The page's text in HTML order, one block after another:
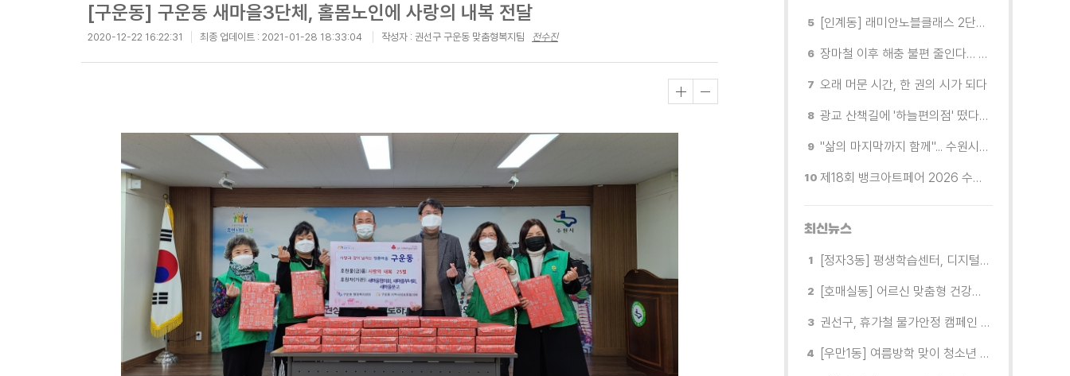
[구운동] 구운동 새마을3단체, 홀몸노인에 사랑의 내복 전달
2020-12-22 16:22:31 최종 업데이트 : 2021-01-28 18:33:04 작성자 : 권선구 구운동 맞춤형복지팀 전수진
[인계동] 래미안노블클래스 2단지 경로당, 무더위 속 독거노인에게 '따뜻한 한 끼' 대접
장마철 이후 해충 불편 줄인다… 영통구보건소, 신동수변공원·원천리천 집중 방제
오래 머문 시간, 한 권의 시가 되다
광교 산책길에 '하늘편의점' 떴다… 드론배송 시연
"삶의 마지막까지 함께"... 수원시 8개 기관, 어르신 돌봄의 손을 맞잡다
제18회 뱅크아트페어 2026 수원 개막, '나도 그림을 소유한다'
최신뉴스
[정자3동] 평생학습센터, 디지털 생활문해교실 개강
[호매실동] 어르신 맞춤형 건강특화사업 「은빛반짝 실버종이공방」 운영
권선구, 휴가철 물가안정 캠페인 전개
[우만1동] 여름방학 맞이 청소년 유해환경 캠페인 실시